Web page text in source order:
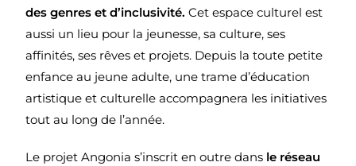
des genres et d’inclusivité. Cet espace culturel est
aussi un lieu pour la jeunesse, sa culture, ses
affinités, ses rêves et projets. Depuis la toute petite
enfance au jeune adulte, une trame d’éducation
artistique et culturelle accompagnera les initiatives
tout au long de l’année.
Le projet Angonia s’inscrit en outre dans le réseau